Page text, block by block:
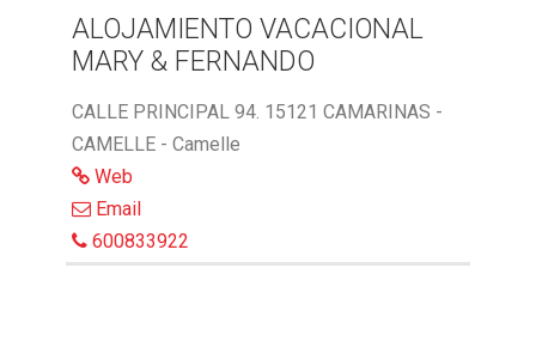
ALOJAMIENTO VACACIONAL
MARY & FERNANDO
CALLE PRINCIPAL 94. 15121 CAMARINAS -
CAMELLE - Camelle
Web
Email
600833922